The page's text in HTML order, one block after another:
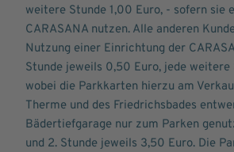
weitere Stunde 1,00 Euro, - sofern sie
CARASANA nutzen. Alle anderen
Nutzung einer Einrichtung der
Stunde jeweils 0,50 Euro, jede weitere
wobei die Parkkarten hierzu am
Therme und des Friedrichsbades
Bädertiefgarage nur zum Parken
und 2. Stunde jeweils 3,50 Euro. Die